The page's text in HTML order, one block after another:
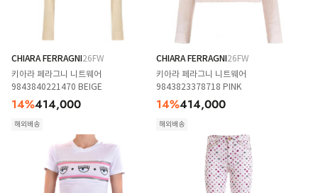
CHIARA FERRAGNI26FW
키아라 페라그니 니트웨어
9843840221470 BEIGE
14%414,000
해외배송
CHIARA FERRAGNI26FW
키아라 페라그니 니트웨어
9843823378718 PINK
14%414,000
해외배송